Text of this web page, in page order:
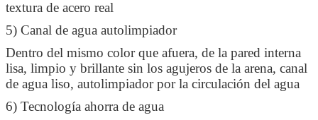
textura de acero real
5) Canal de agua autolimpiador
Dentro del mismo color que afuera, de la pared interna
lisa, limpio y brillante sin los agujeros de la arena, canal
de agua liso, autolimpiador por la circulación del agua
6) Tecnología ahorra de agua